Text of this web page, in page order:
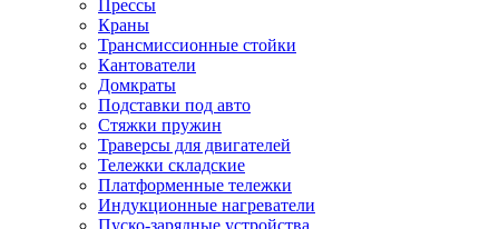
Прессы
Краны
Трансмиссионные стойки
Кантователи
Домкраты
Подставки под авто
Стяжки пружин
Траверсы для двигателей
Тележки складские
Платформенные тележки
Индукционные нагреватели
Пуско-зарядные устройства